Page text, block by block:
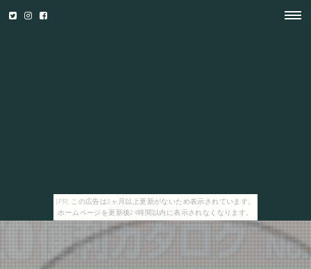
[PR] この広告は3ヶ月以上更新がないため表示されています。
ホームページを更新後24時間以内に表示されなくなります。